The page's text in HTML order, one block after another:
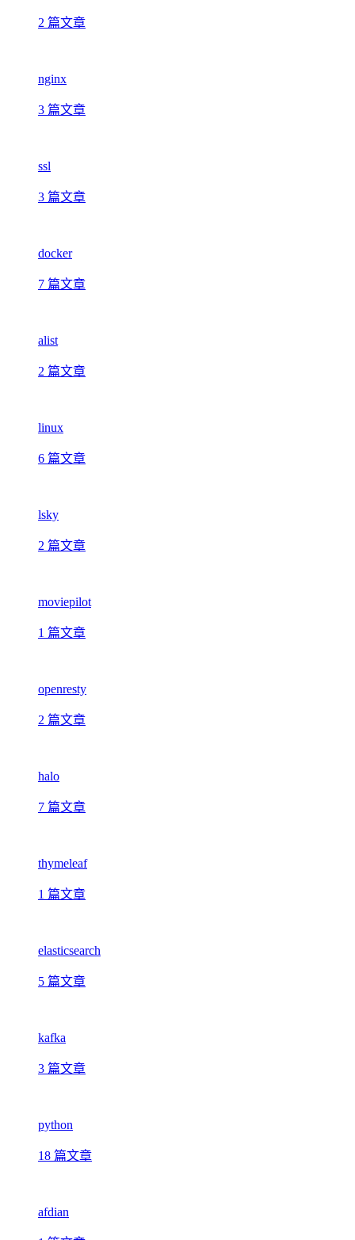
2 篇文章
nginx
3 篇文章
ssl
3 篇文章
docker
7 篇文章
alist
2 篇文章
linux
6 篇文章
lsky
2 篇文章
moviepilot
1 篇文章
openresty
2 篇文章
halo
7 篇文章
thymeleaf
1 篇文章
elasticsearch
5 篇文章
kafka
3 篇文章
python
18 篇文章
afdian